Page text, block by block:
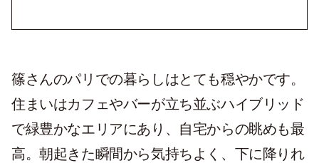
篠さんのパリでの暮らしはとても穏やかです。
住まいはカフェやバーが立ち並ぶハイブリッド
で緑豊かなエリアにあり、自宅からの眺めも最
高。朝起きた瞬間から気持ちよく、下に降りれ